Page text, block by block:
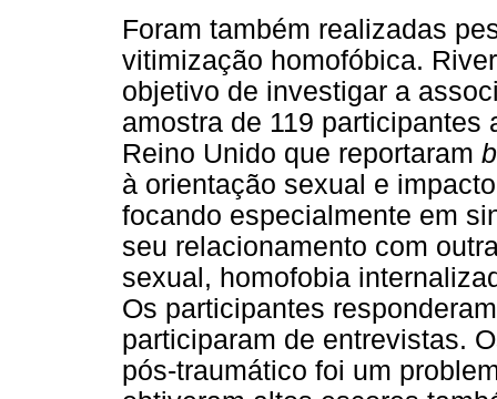
Foram também realizadas
vitimização homofóbica.
objetivo de investigar a
amostra de 119
Reino Unido que reportaram
à orientação sexual e
focando especialmente em
seu relacionamento com
sexual, homofobia
Os participantes
participaram de entrevistas.
pós-traumático foi um